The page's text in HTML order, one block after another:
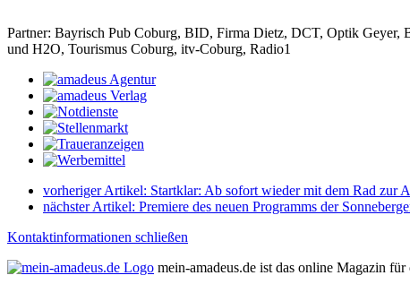
Partner: Bayrisch Pub Coburg, BID, Firma Dietz, DCT, Optik Geyer,
und H2O, Tourismus Coburg, itv-Coburg, Radio1
vorheriger Artikel: Startklar: Ab sofort wieder mit dem Rad zur
nächster Artikel: Premiere des neuen Programms der
Kontaktinformationen schließen
mein-amadeus.de ist das online Magazin